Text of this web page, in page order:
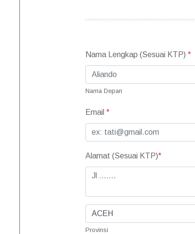
Nama Lengkap (Sesuai KTP) *
Nama Depan
Email *
Alamat (Sesuai KTP)*
Provinsi